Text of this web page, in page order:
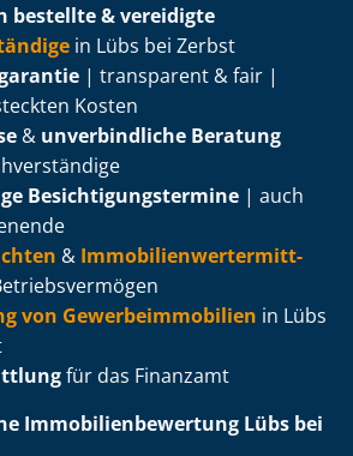
bestellte & vereidigte
in Lübs bei Zerbst
| transparent & fair |
Kosten
& unverbindliche Beratung
Be­sich­ti­gungs­ter­mi­ne | auch
& Im­mo­bi­li­en­wert­ermitt­
von Ge­wer­be­im­mo­bi­li­en in Lübs
für das Finanzamt
Im­mo­bi­li­en­be­wer­tung Lübs bei